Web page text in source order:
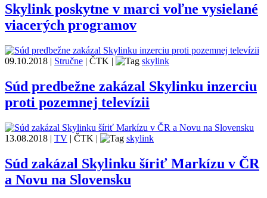
Skylink poskytne v marci voľne vysielané
viacerých programov
09.10.2018 | Stručne | ČTK | skylink
Súd predbežne zakázal Skylinku inzerciu
proti pozemnej televízii
13.08.2018 | TV | ČTK | skylink
Súd zakázal Skylinku šíriť Markízu v ČR
a Novu na Slovensku